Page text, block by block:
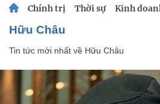
Chính trị Thời sự Kinh
Hữu Châu
Tin tức mới nhất về Hữu Châu